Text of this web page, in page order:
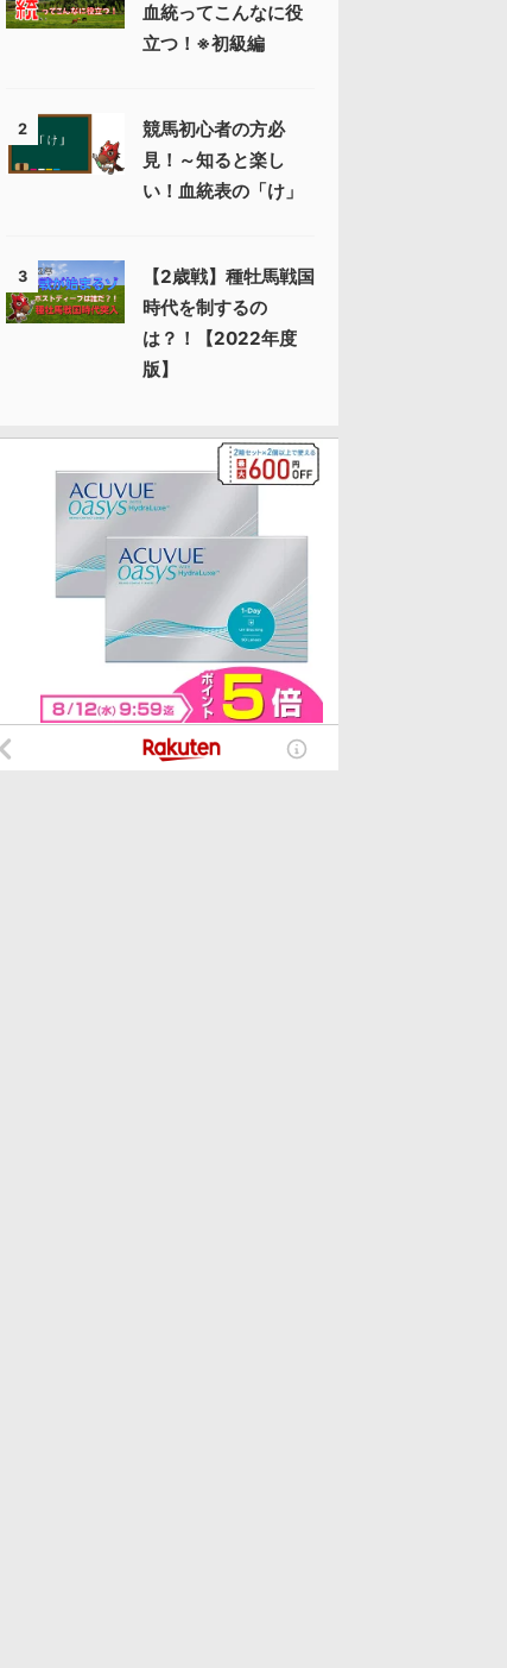
血統ってこんなに役
立つ！※初級編
2
競馬初心者の方必
見！～知ると楽し
い！血統表の「け」
3
【2歳戦】種牡馬戦国
時代を制するの
は？！【2022年度
版】